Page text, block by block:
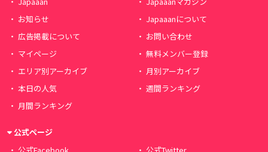
お知らせ
Japaaanについて
広告掲載について
お問い合わせ
マイページ
無料メンバー登録
エリア別アーカイブ
月別アーカイブ
本日の人気
週間ランキング
月間ランキング
公式ページ